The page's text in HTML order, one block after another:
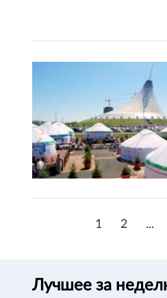
1 2 ...
Лучшее за